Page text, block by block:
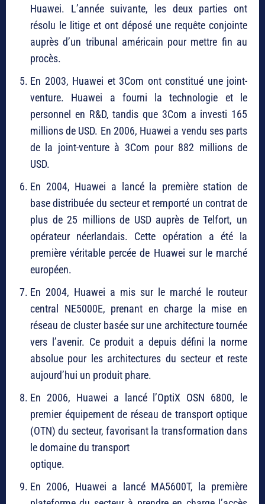
Huawei. L’année suivante, les deux parties ont
résolu le litige et ont déposé une requête conjointe
auprès d’un tribunal américain pour mettre fin au
procès.
En 2003, Huawei et 3Com ont constitué une joint-
venture. Huawei a fourni la technologie et le
personnel en R&D, tandis que 3Com a investi 165
millions de USD. En 2006, Huawei a vendu ses parts
de la joint-venture à 3Com pour 882 millions de
USD.
En 2004, Huawei a lancé la première station de
base distribuée du secteur et remporté un contrat de
plus de 25 millions de USD auprès de Telfort, un
opérateur néerlandais. Cette opération a été la
première véritable percée de Huawei sur le marché
européen.
En 2004, Huawei a mis sur le marché le routeur
central NE5000E, prenant en charge la mise en
réseau de cluster basée sur une architecture tournée
vers l’avenir. Ce produit a depuis défini la norme
absolue pour les architectures du secteur et reste
aujourd’hui un produit phare.
En 2006, Huawei a lancé l’OptiX OSN 6800, le
premier équipement de réseau de transport optique
(OTN) du secteur, favorisant la transformation dans
le domaine du transport
optique.
En 2006, Huawei a lancé MA5600T, la première